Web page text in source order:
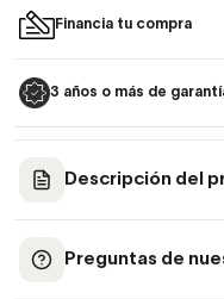
Financia tu compra
3 años o más de
Descripción del
Preguntas de